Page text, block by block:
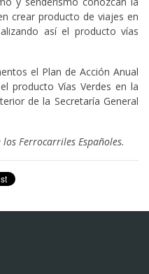
crear producto de viajes en
así el producto vías
el Plan de Acción Anual
producto Vías Verdes en la
de la Secretaría General
Ferrocarriles Españoles.